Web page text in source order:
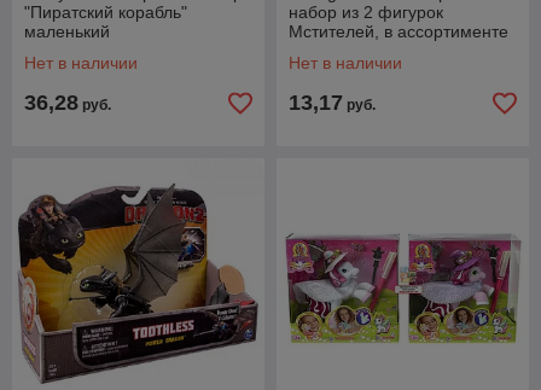
"Пиратский корабль"
маленький
Нет в наличии
36,28 руб.
набор из 2 фигурок
Мстителей, в ассортименте
Нет в наличии
13,17 руб.